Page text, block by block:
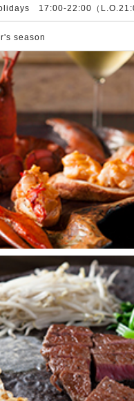
17:00-22:00（
season